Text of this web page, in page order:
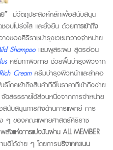
” มีวัตถุประสงค์หลักเพื่อสนับสนุน
บโปร่งใส และยั่งยืน ด้วยการเข้าถึง
งของศิริราชบำรุงเวชมาวางจำหน่าย
Shampooแชมพูสระผม สูตรอ่อน
ครีมทาผิวกาย ช่วยฟื้นบำรุงผิวจาก
Creamครีมบำรุงผิวหน้าและลำคอ
โภคเข้าถึงสินค้าที่ดีในราคาที่เข้าถึงง่าย
ดสรรรายได้ส่วนหนึ่งจากการจำหน่าย
นับสนุนภารกิจด้านการแพทย์ การ
ๆ ของคณะแพทยศาสตร์ศิริราช
พลังแห่งการแบ่งปันผ่าน ALL MEMBER
มดีได้ง่าย ๆ โดยการบริจาคคะแนน